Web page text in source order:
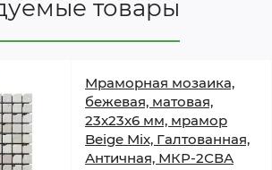
товары
Мраморная мозаика,
бежевая, матовая,
23x23x6 мм, мрамор
Beige Mix, Галтованная,
Античная, МКР-2СВА